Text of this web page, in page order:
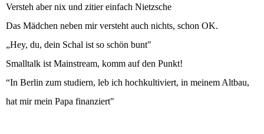
Versteh aber nix und zitier einfach Nietzsche
Das Mädchen neben mir versteht auch nichts, schon OK.
„Hey, du, dein Schal ist so schön bunt"
Smalltalk ist Mainstream, komm auf den Punkt!
“In Berlin zum studiern, leb ich hochkultiviert, in meinem Altbau,
hat mir mein Papa finanziert"